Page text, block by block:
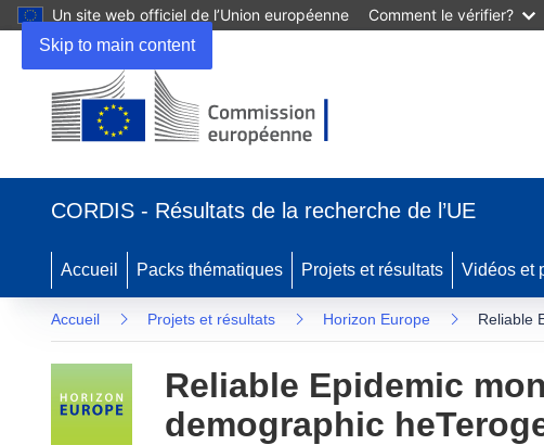
Skip to main content
Un site web officiel de l’Union européenne Comment le vérifier?
CORDIS - Résultats de la recherche de l’UE
Accueil Packs thématiques Projets et résultats Vidéos et
Accueil Projets et résultats Horizon Europe Reliable
Reliable Epidemic
demographic